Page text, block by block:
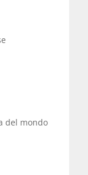
del mondo